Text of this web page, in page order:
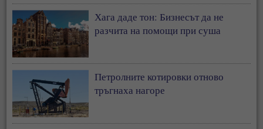
Хага даде тон: Бизнесът да не
разчита на помощи при суша
Петролните котировки отново
тръгнаха нагоре